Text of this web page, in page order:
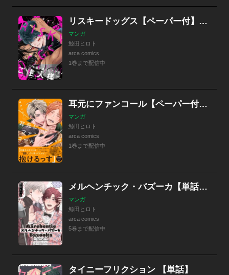
リスキードッグス【ペーパー付】【電子限定ペーパー付】
マンガ
鯨田ヒロト
arca comics
1巻まで配信中
耳元にファンコール【ペーパー付】【電子限定ペーパー付】
マンガ
鯨田ヒロト
arca comics
1巻まで配信中
メルヘンチック・バズーカ【単話売】
マンガ
鯨田ヒロト
arca comics
5巻まで配信中
タイニーフリクション 【単話】